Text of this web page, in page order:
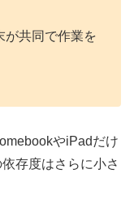
が共同で作業を
やiPadだけ
存度はさらに小さ